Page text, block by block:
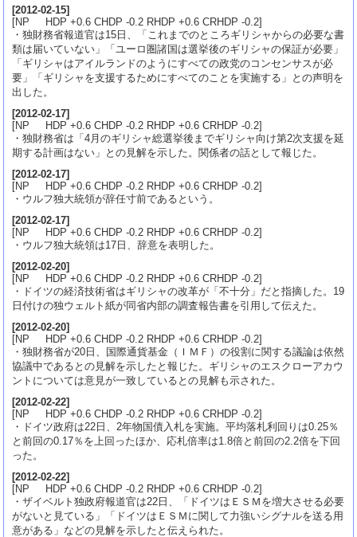
[2012-02-15]
[NP HDP +0.6 CHDP -0.2 RHDP +0.6 CRHDP -0.2]
・独財務省報道官は15日、「これまでのところギリシャからの必要な書
類は届いていない」「ユーロ圏諸国は選挙後のギリシャの保証が必要」
「ギリシャはアイルランドのようにすべての政党のコンセンサスが必
要」「ギリシャを支援するためにすべてのことを実施する」との声明を
出した。
[2012-02-17]
[NP HDP +0.6 CHDP -0.2 RHDP +0.6 CRHDP -0.2]
・独財務省は「4月のギリシャ総選挙後までギリシャ向け第2次支援を延
期する計画はない」との見解を示した。関係者の話として報じた。
[2012-02-17]
[NP HDP +0.6 CHDP -0.2 RHDP +0.6 CRHDP -0.2]
・ウルフ独大統領が辞任寸前であるという。
[2012-02-17]
[NP HDP +0.6 CHDP -0.2 RHDP +0.6 CRHDP -0.2]
・ウルフ独大統領は17日、辞意を表明した。
[2012-02-20]
[NP HDP +0.6 CHDP -0.2 RHDP +0.6 CRHDP -0.2]
・ドイツの経済技術省はギリシャの改革が「不十分」だと指摘した。19
日付けの独ウェルト紙が同省内部の調査報告書を引用して伝えた。
[2012-02-20]
[NP HDP +0.6 CHDP -0.2 RHDP +0.6 CRHDP -0.2]
・独財務省が20日、国際通貨基金（ＩＭＦ）の役割に関する議論は依然
協議中であるとの見解を示したと報じた。ギリシャのエスクローアカウ
ントについては意見が一致しているとの見解も示された。
[2012-02-22]
[NP HDP +0.6 CHDP -0.2 RHDP +0.6 CRHDP -0.2]
・ドイツ政府は22日、2年物国債入札を実施。平均落札利回りは0.25％
と前回の0.17％を上回ったほか、応札倍率は1.8倍と前回の2.2倍を下回
った。
[2012-02-22]
[NP HDP +0.6 CHDP -0.2 RHDP +0.6 CRHDP -0.2]
・ザイベルト独政府報道官は22日、「ドイツはＥＳＭを増大させる必要
がないと見ている」「ドイツはＥＳＭに関して力強いシグナルを送る用
意がある」などの見解を示したと伝えられた。